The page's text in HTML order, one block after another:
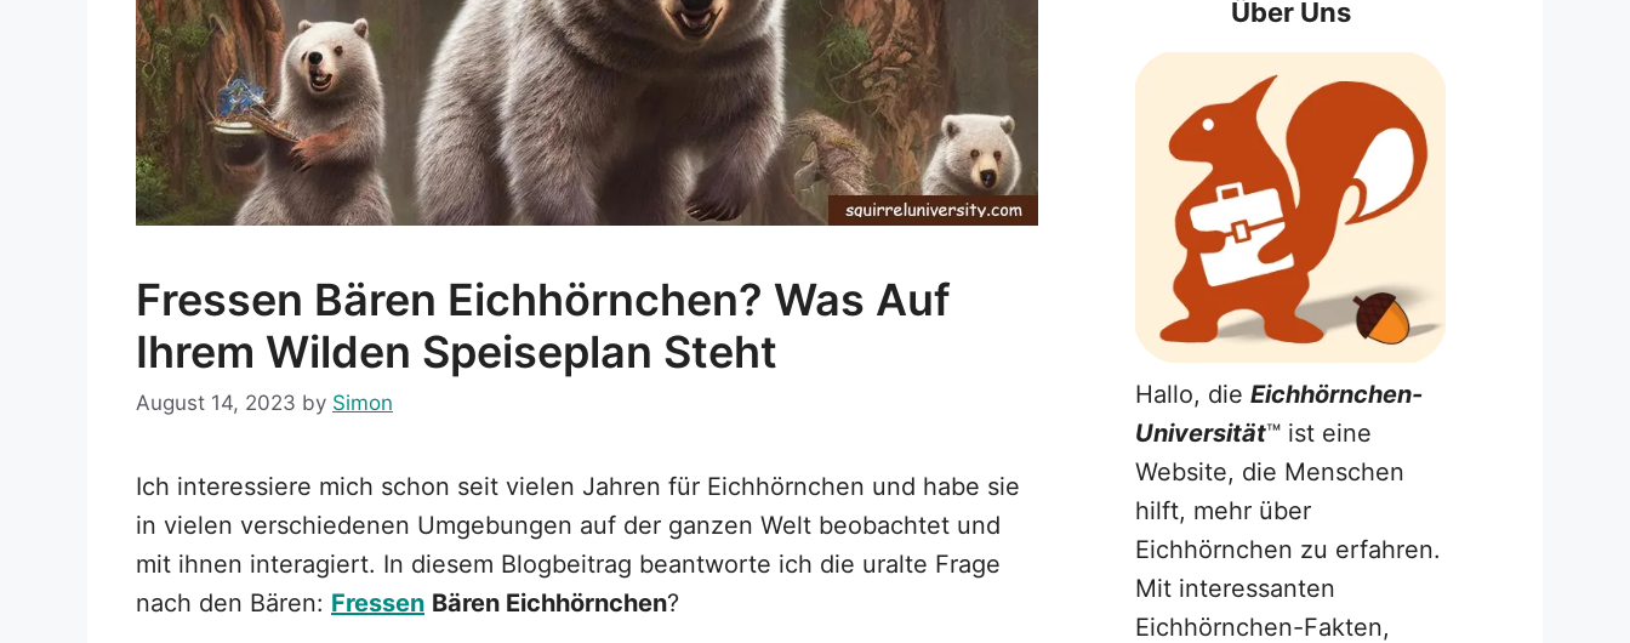
Fressen Bären Eichhörnchen? Was Auf
Ihrem Wilden Speiseplan Steht
August 14, 2023 by Simon
Ich interessiere mich schon seit vielen Jahren für Eichhörnchen und habe sie
in vielen verschiedenen Umgebungen auf der ganzen Welt beobachtet und
mit ihnen interagiert. In diesem Blogbeitrag beantworte ich die uralte Frage
nach den Bären: Fressen Bären Eichhörnchen?
Über Uns
Hallo, die Eichhörnchen-
Universität™ ist eine
Website, die Menschen
hilft, mehr über
Eichhörnchen zu erfahren.
Mit interessanten
Eichhörnchen-Fakten,